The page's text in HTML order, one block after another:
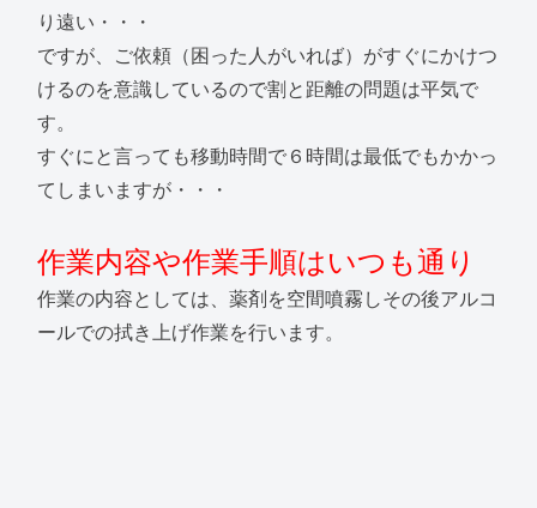
り遠い・・・
ですが、ご依頼（困った人がいれば）がすぐにかけつ
けるのを意識しているので割と距離の問題は平気で
す。
すぐにと言っても移動時間で６時間は最低でもかかっ
てしまいますが・・・
作業内容や作業手順はいつも通り
作業の内容としては、薬剤を空間噴霧しその後アルコ
ールでの拭き上げ作業を行います。